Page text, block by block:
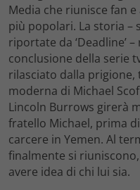
Media che riunisce fan
più popolari. La storia –
riportate da ‘Deadline’
conclusione della serie
rilasciato dalla
moderna di Michael
Lincoln Burrows girerà
fratello Michael, prima
carcere in Yemen. Al
finalmente si
avere idea di chi lui sia.